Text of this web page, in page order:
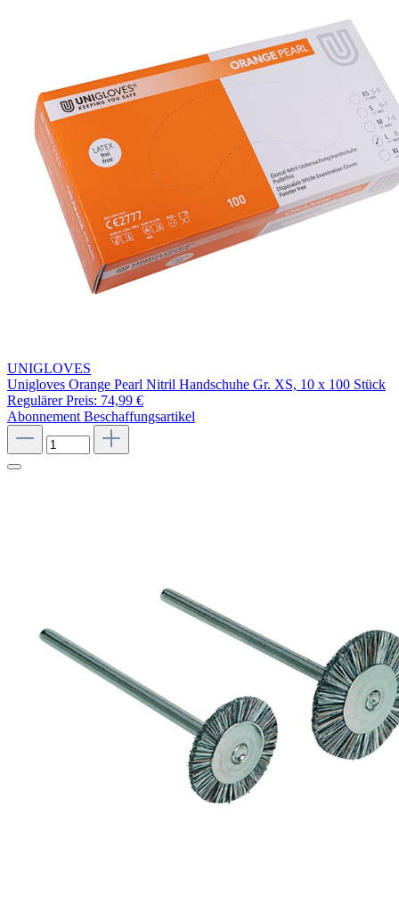
UNIGLOVES
Unigloves Orange Pearl Nitril Handschuhe Gr. XS, 10 x 100 Stück
Regulärer Preis: 74,99 €
Abonnement Beschaffungsartikel